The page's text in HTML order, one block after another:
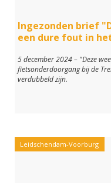
Ingezonden brief
een dure fout in
5 december 2024 – "Deze
fietsonderdoorgang bij de
verdubbeld zijn.
Leidschendam-Voorburg